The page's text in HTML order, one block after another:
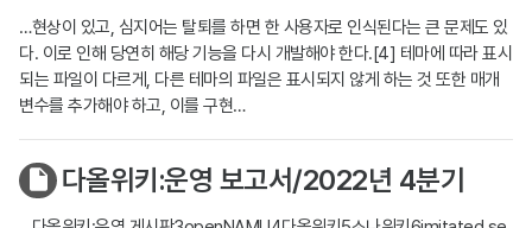
…현상이 있고, 심지어는 탈퇴를 하면 한 사용자로 인식된다는 큰 문제도 있
다. 이로 인해 당연히 해당 기능을 다시 개발해야 한다.[4] 테마에 따라 표시
되는 파일이 다르게, 다른 테마의 파일은 표시되지 않게 하는 것 또한 매개
변수를 추가해야 하고, 이를 구현…
다올위키:운영 보고서/2022년 4분기